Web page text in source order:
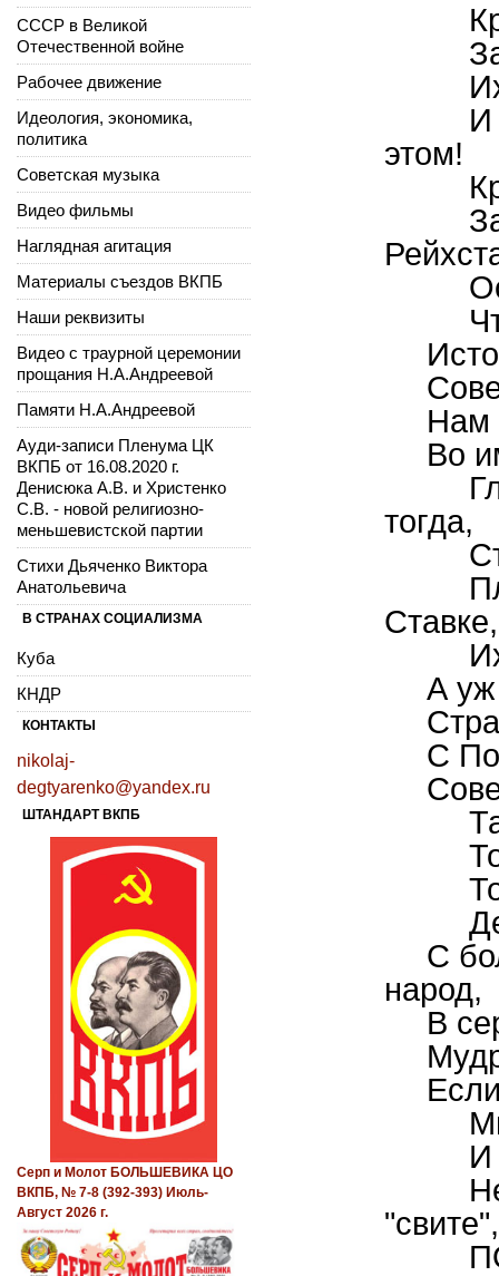
И
этом!
Нам
Во
тогда,
Ставке,
А уж
С
С
народ,
В
И
СССР в Великой
Отечественной войне
Рабочее движение
Идеология, экономика,
политика
Советская музыка
Видео фильмы
Наглядная агитация
Материалы съездов ВКПБ
Наши реквизиты
Видео с траурной церемонии
прощания Н.А.Андреевой
Памяти Н.А.Андреевой
Ауди-записи Пленума ЦК
ВКПБ от 16.08.2020 г.
Денисюка А.В. и Христенко
С.В. - новой религиозно-
меньшевистской партии
Стихи Дьяченко Виктора
Анатольевича
В СТРАНАХ СОЦИАЛИЗМА
Куба
КНДР
КОНТАКТЫ
nikolaj-
degtyarenko@yandex.ru
ШТАНДАРТ ВКПБ
Серп и Молот БОЛЬШЕВИКА ЦО
ВКПБ, № 7-8 (392-393) Июль-
Август 2026 г.